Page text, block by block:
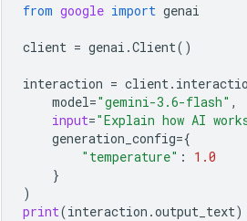
from google import genai
client = genai .Client()
interaction = client.
model="gemini-3.6-flash" ,
input="Explain how AI
generation_config={
"temperature" :
1.0
}
)
print(interaction .output_text)